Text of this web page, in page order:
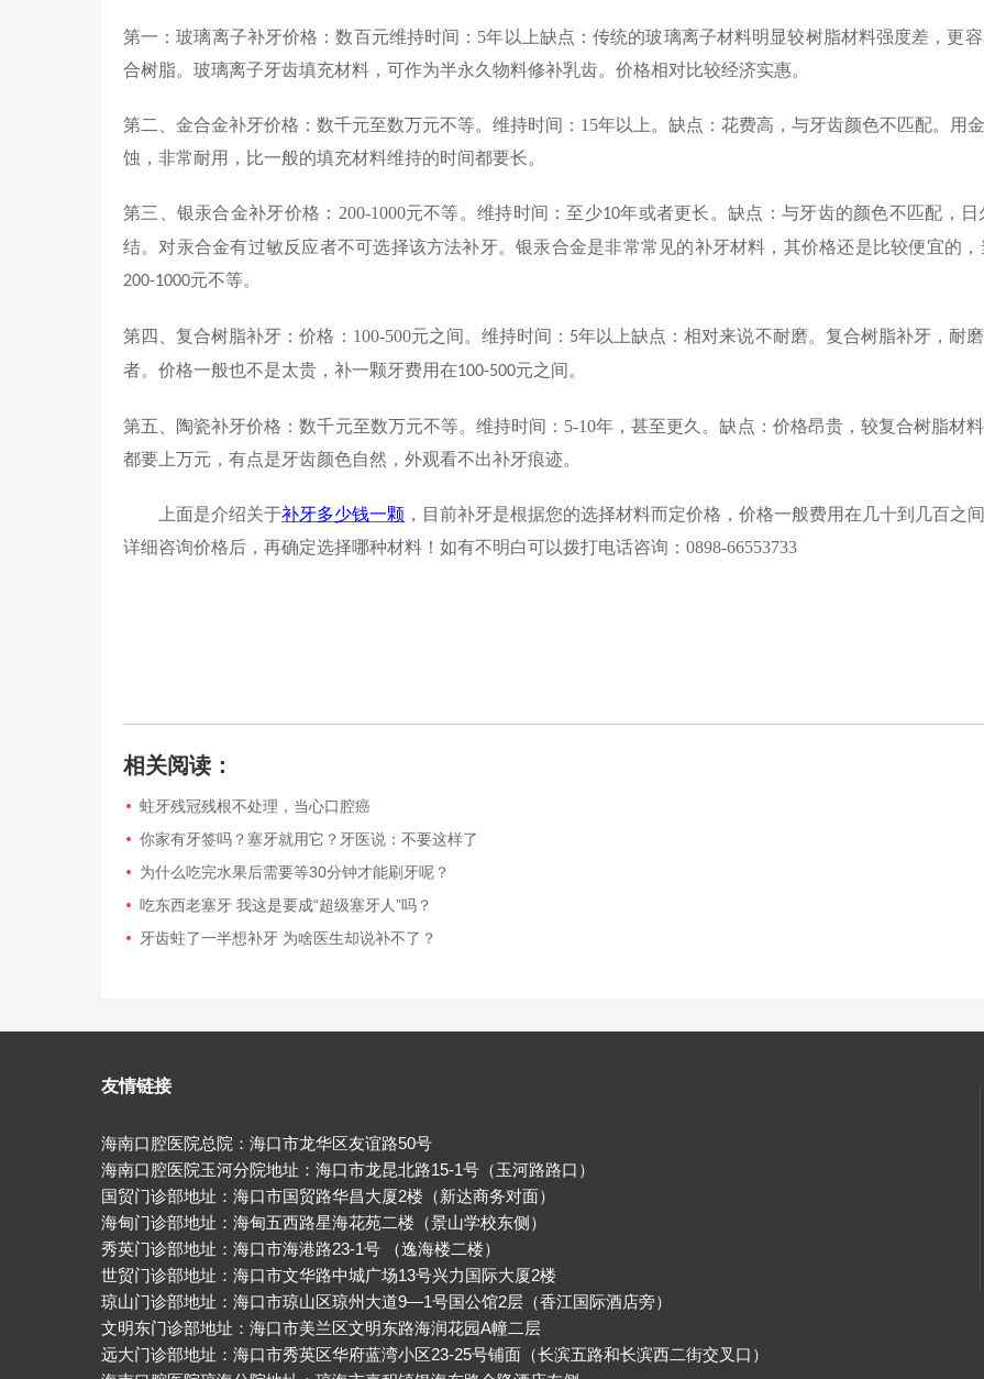
第一：玻璃离子补牙价格：数百元维持时间： 5年以上缺点：传统的玻璃离子材料明显较树脂材料强度差，更
合树脂。玻璃离子牙齿填充材料，可作为半永久物料修补乳齿。价格相对比较经济实惠。
第二、 金合金补牙价格：数千元至数万元不等。维持时间： 15年以上。缺点：花费高，与牙齿颜色不匹配。用
蚀，非常耐用，比一般的填充材料维持的时间都要长。
第三、银汞合金补牙价格： 200-1000元不等。维持时间：至少10年或者更长。缺点：与牙齿的颜色不匹配，
结。对汞合金有过敏反应者不可选择该方法补牙。银汞合金是非常常见的补牙材料，其价格还是比较便宜的
200-1000元不等。
第四、复合树脂补牙：价格： 100-500元之间。维持时间： 5年以上缺点：相对来说不耐磨。复合树脂补牙，耐
者。价格一般也不是太贵，补一颗牙费用在100-500元之间。
第五、陶瓷补牙价格：数千元至数万元不等。维持时间： 5-10年，甚至更久。缺点：价格昂贵，较复合树脂材
都要上万元，有点是牙齿颜色自然，外观看不出补牙痕迹。
上面是介绍关于补牙多少钱一颗 ，目前补牙是根据您的选择材料而定价格，价格一般费用在几十到几百之
详细咨询价格后，再确定选择哪种材料！如有不明白可以拨打电话咨询： 0898-66553733
相关阅读：
蛀牙残冠残根不处理，当心口腔癌
你家有牙签吗？塞牙就用它？牙医说：不要这样了
为什么吃完水果后需要等30分钟才能刷牙呢？
吃东西老塞牙 我这是要成“超级塞牙人”吗？
牙齿蛀了一半想补牙 为啥医生却说补不了？
友情链接
海南口腔医院总院：海口市龙华区友谊路50号
海南口腔医院玉河分院地址：海口市龙昆北路15-1号（玉河路路口）
国贸门诊部地址：海口市国贸路华昌大厦2楼（新达商务对面）
海甸门诊部地址：海甸五西路星海花苑二楼（景山学校东侧）
秀英门诊部地址：海口市海港路23-1号 （逸海楼二楼）
世贸门诊部地址：海口市文华路中城广场13号兴力国际大厦2楼
琼山门诊部地址：海口市琼山区琼州大道9—1号国公馆2层（香江国际酒店旁）
文明东门诊部地址：海口市美兰区文明东路海润花园A幢二层
远大门诊部地址：海口市秀英区华府蓝湾小区23-25号铺面（长滨五路和长滨西二街交叉口）